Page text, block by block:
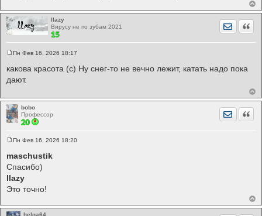
llazy
Вирусу не по зубам 2021
о
б
н
и
е
Пн Фев 16, 2026 18:17
какова красота (с) Ну снег-то не вечно лежит, катать надо пока
дают.
bobo
Профессор
о
б
е
н
Пн Фев 16, 2026 18:20
maschustik
Спасибо)
llazy
Это точно!
helga64